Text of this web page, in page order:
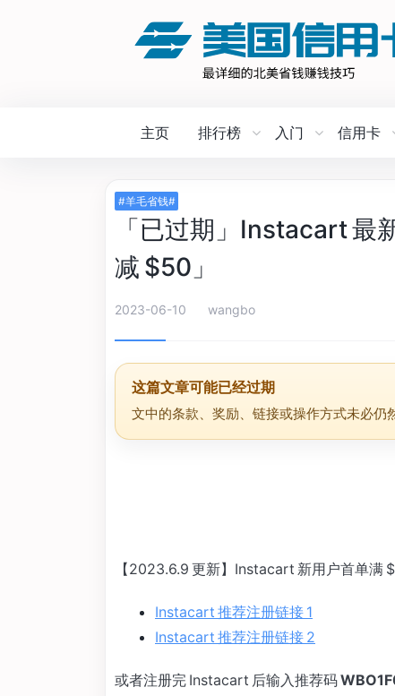
主页 排行榜 入门 信用卡
#羊毛省钱#
「已过期」Instacart 最
减 $50」
2023-06-10 wangbo
这篇文章可能已经过期
文中的条款、奖励、链接或操作方式未必仍
【2023.6.9 更新】Instacart 新用户首单满
Instacart 推荐注册链接 1
Instacart 推荐注册链接 2
或者注册完 Instacart 后输入推荐码